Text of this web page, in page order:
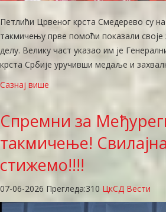
Петлићи Црвеног крста Смедерево су
такмичењу прве помоћи показали
делу. Велику част указао им је
крста Србије уручивши медаље и
Сазнај више
Спремни за
такмичење!
стижемо!!!!
07-06-2026 Прегледа:310 ЦкСД Вести